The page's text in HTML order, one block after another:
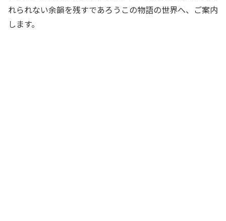
れられない余韻を残すであろうこの物語の世界へ、ご案内
します。